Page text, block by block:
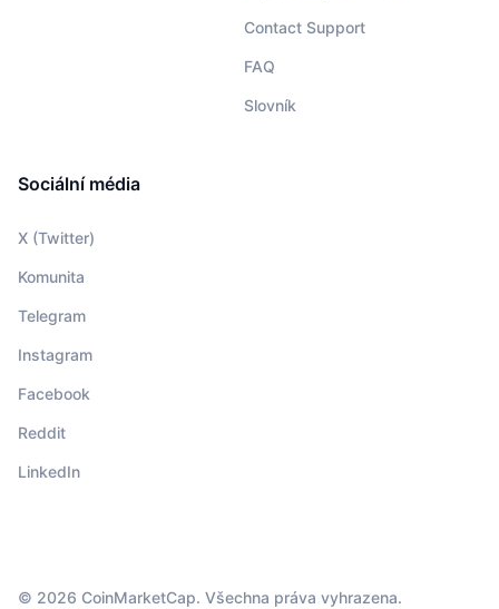
Contact Support
FAQ
Slovník
Sociální média
X (Twitter)
Komunita
Telegram
Instagram
Facebook
Reddit
LinkedIn
© 2026 CoinMarketCap. Všechna práva vyhrazena.